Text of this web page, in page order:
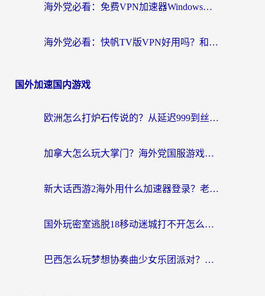
海外党必看：免费VPN加速器Windows版怎么选？附真实测评与无缝访问国内资源指南
海外党必看：快帆TV版VPN好用吗？和hi龟龟VPN对比哪个回国效果更好？附免费加速器选择指南
国外加速国内游戏
欧洲怎么打炉石传说的？从延迟999到丝滑上分，我找到了靠谱加速器
加拿大怎么玩大掌门？海外党国服游戏加速避坑指南（附实用工具推荐）
新大话西游2海外用什么加速器登录？老玩家亲测有效的国服游戏加速指南
国外玩密室逃脱18移动迷城打不开怎么办？海外玩家亲测有效的解决指南
巴西怎么玩梦想协奏曲少女乐团派对？海外党必看的国服游戏加速全攻略（附波兰天涯明月刀实用技巧）